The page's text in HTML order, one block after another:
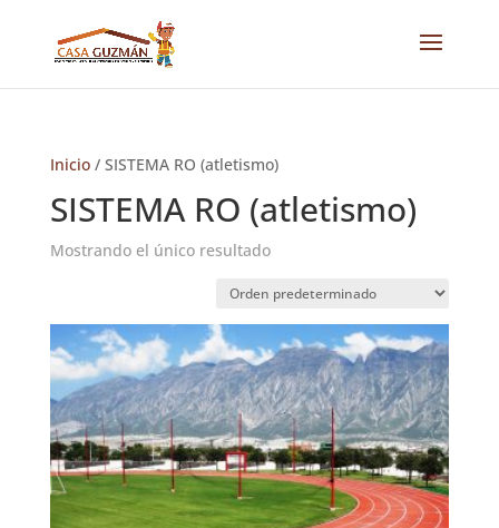
Inicio/ SISTEMA RO (atletismo)
SISTEMA RO (atletismo)
Mostrando el único resultado